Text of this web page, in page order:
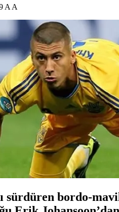
A A
sürdüren bordo-